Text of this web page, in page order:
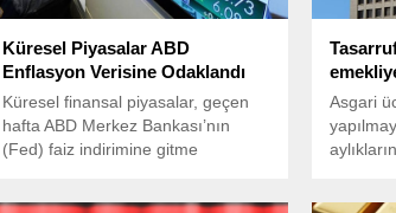
Küresel Piyasalar ABD
Enflasyon Verisine Odaklandı
Küresel finansal piyasalar, geçen
hafta ABD Merkez Bankası’nın
(Fed) faiz indirimine gitme
Asgari